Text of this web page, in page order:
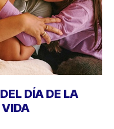
DÍA DE LA